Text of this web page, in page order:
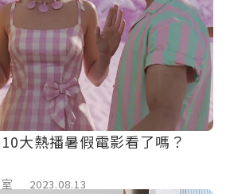
！ 盤點10大熱播暑假電影看了嗎？
2023.08.13